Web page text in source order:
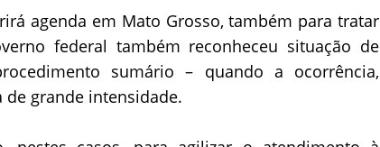
agenda em Mato Grosso, também para tratar
federal também reconheceu situação de
sumário – quando a ocorrência,
grande intensidade.